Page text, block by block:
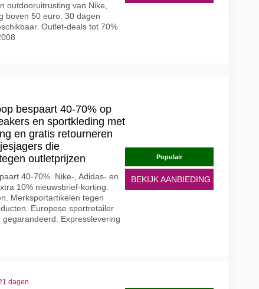
outdooruitrusting van Nike,
boven 50 euro. 30 dagen
Outlet-deals tot 70%
bespaart 40-70% op
en sportkleding met
en gratis retourneren
die
outletprijzen
40-70%. Nike-, Adidas- en
10% nieuwsbrief-korting.
Merksportartikelen tegen
Europese sportretailer
Expresslevering
Populair
BEKIJK AANBIEDING
dagen